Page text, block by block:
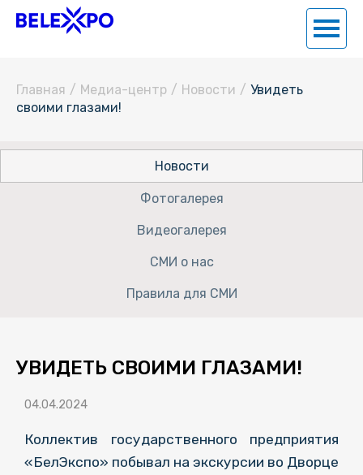
Главная / Медиа-центр / Новости / Увидеть
своими глазами!
Новости
Фотогалерея
Видеогалерея
СМИ о нас
Правила для СМИ
УВИДЕТЬ СВОИМИ ГЛАЗАМИ!
04.04.2024
Коллектив государственного предприятия
«БелЭкспо» побывал на экскурсии во Дворце